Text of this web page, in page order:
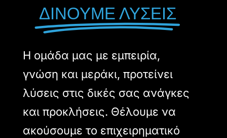
ΔΙΝΟΥΜΕ ΛΥΣΕΙΣ
Η ομάδα μας με εμπειρία,
γνώση και μεράκι, προτείνει
λύσεις στις δικές σας ανάγκες
και προκλήσεις. Θέλουμε να
ακούσουμε το επιχειρηματικό